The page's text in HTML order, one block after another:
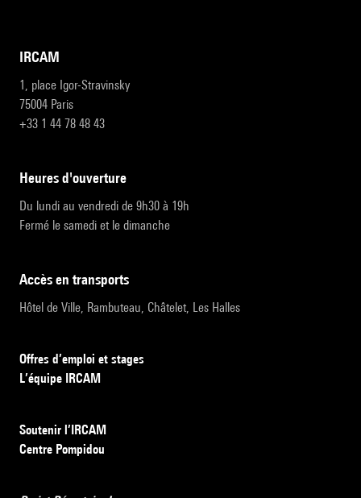
IRCAM
1, place Igor-Stravinsky
75004 Paris
+33 1 44 78 48 43
heures d'ouverture
Du lundi au vendredi de 9h30 à 19h
Fermé le samedi et le dimanche
accès en transports
Hôtel de Ville, Rambuteau, Châtelet, Les Halles
Offres d’emploi et stages
L’équipe IRCAM
Soutenir l’IRCAM
Centre Pompidou